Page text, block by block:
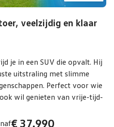
veelzijdig en klaar
je in een SUV die opvalt. Hij
uitstraling met slimme
Perfect voor wie
wil genieten van vrije-tijd-
€ 37.990